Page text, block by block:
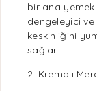
bir ana yemek
dengeleyici ve
keskinliğini
sağlar.
2. Kremalı